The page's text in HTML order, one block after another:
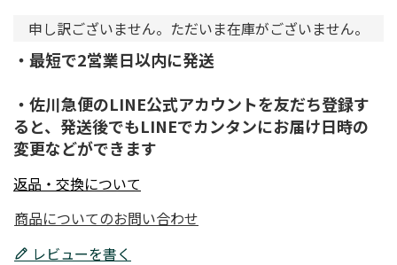
申し訳ございません。ただいま在庫がございません。
・最短で2営業日以内に発送
・佐川急便のLINE公式アカウントを友だち登録す
ると、発送後でもLINEでカンタンにお届け日時の
変更などができます
返品・交換について
商品についてのお問い合わせ
レビューを書く